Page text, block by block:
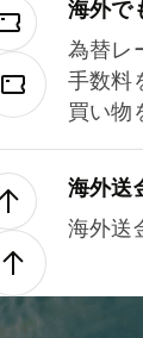
海外で
為替レ
手数料
買い物
海外送
海外送